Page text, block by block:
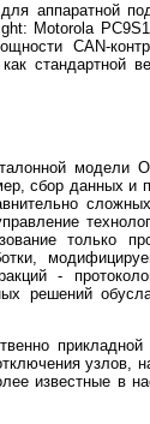
аппаратной
Motorola
CAN-
стандартной
модели
сбор данных и
только
-
решений
прикладной
узлов,
известные в